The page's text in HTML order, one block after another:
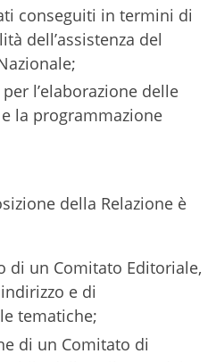
conseguiti in termini di
dell’assistenza del
l’elaborazione delle
la programmazione
della Relazione è
di un Comitato Editoriale,
e di
tematiche;
di un Comitato di